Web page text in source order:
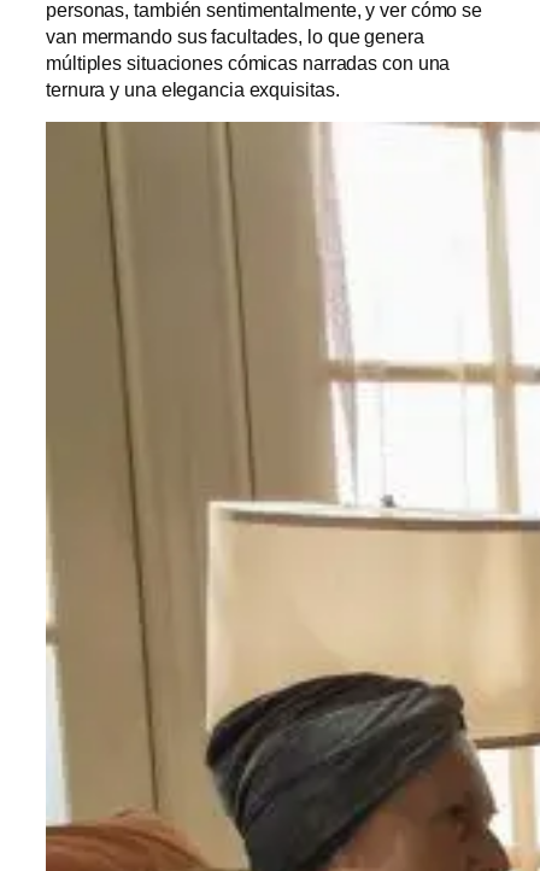
personas, también sentimentalmente, y ver cómo se
van mermando sus facultades, lo que genera
múltiples situaciones cómicas narradas con una
ternura y una elegancia exquisitas.